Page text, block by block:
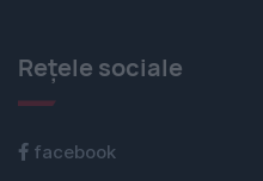
Rețele sociale
facebook